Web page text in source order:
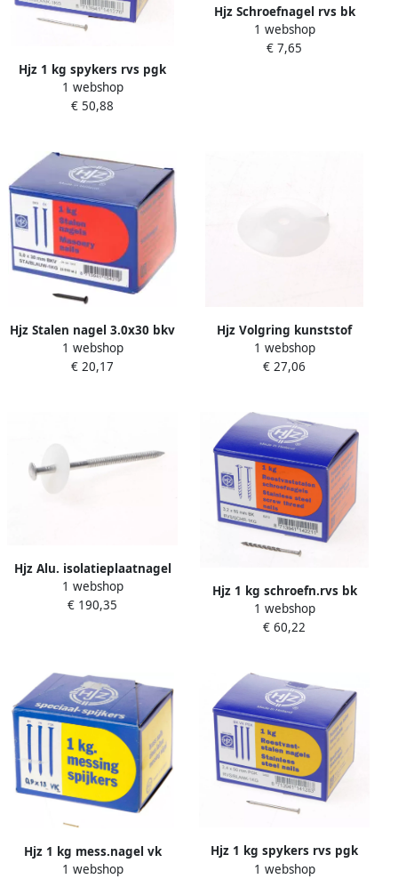
Hjz 1 kg spykers rvs pgk
45x2.4
1 webshop
€ 50,88
Hjz Schroefnagel rvs bk
25x2.5 (100gr)
1 webshop
€ 7,65
Hjz Stalen nagel 3.0x30 bkv
1kg
1 webshop
€ 20,17
Hjz Volgring kunststof
50x6x4mm
1 webshop
€ 27,06
Hjz Alu. isolatieplaatnagel
90x5.3
1 webshop
€ 190,35
Hjz 1 kg schroefn.rvs bk
55x3.2
1 webshop
€ 60,22
Hjz 1 kg mess.nagel vk
13x0.9
1 webshop
Hjz 1 kg spykers rvs pgk
50x2.4
1 webshop